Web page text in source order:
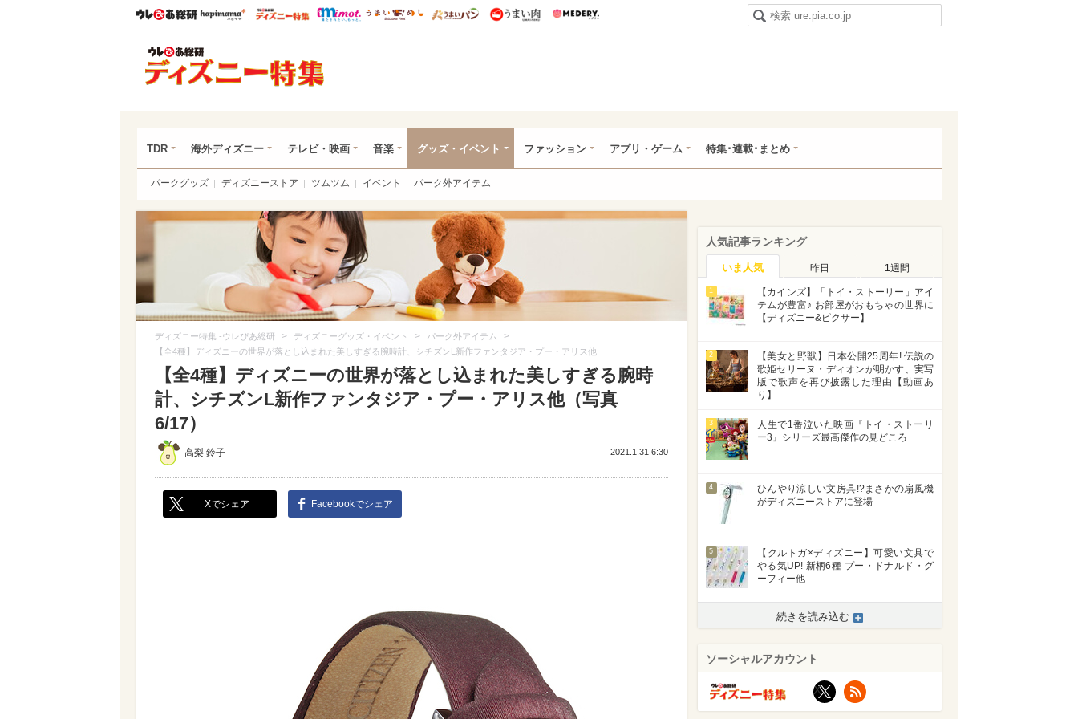
ウレぴあ総研ハピママ* ウレぴあ総研 ディズニー特集
mimot. うまいめし うまいパン うまい肉
TDR 海外ディズニー テレビ・映画 音楽 グッズ・イベント ファッション アプリ・ゲーム 特集･連載･まとめ
パークグッズ ディズニーストア ツムツム イベント パーク外アイテム
ディズニー特集 -ウレぴあ総研 > ディズニーグッズ・イベント > パーク外アイテム >
【全4種】ディズニーの世界が落とし込まれた美しすぎる腕時計、シチズンL新作ファンタジア・プー・アリス他
【全4種】ディズニーの世界が落とし込まれた美しすぎる腕時
計、シチズンL新作ファンタジア・プー・アリス他（写真
6/17）
高梨 鈴子 2021.1.31 6:30
Xでシェア Facebookでシェア
人気記事ランキング
いま人気 昨日 1週間
1
【カインズ】「トイ・ストーリー」アイ
テムが豊富♪ お部屋がおもちゃの世界に
【ディズニー&ピクサー】
2
【美女と野獣】日本公開25周年! 伝説の
歌姫セリーヌ・ディオンが明かす、実写
版で歌声を再び披露した理由【動画あ
り】
3
人生で1番泣いた映画『トイ・ストーリ
ー3』シリーズ最高傑作の見どころ
4
ひんやり涼しい文房具!?まさかの扇風機
がディズニーストアに登場
5
【クルトガ×ディズニー】可愛い文具で
やる気UP! 新柄6種 プー・ドナルド・グ
ーフィー他
続きを読み込む
ソーシャルアカウント
X